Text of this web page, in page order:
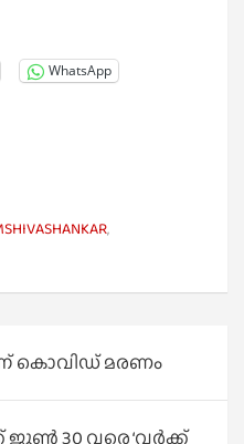
WhatsApp
,
കൊവിഡ് മരണം
ജൂണ്‍ 30 വരെ ‘വര്‍ക്ക്